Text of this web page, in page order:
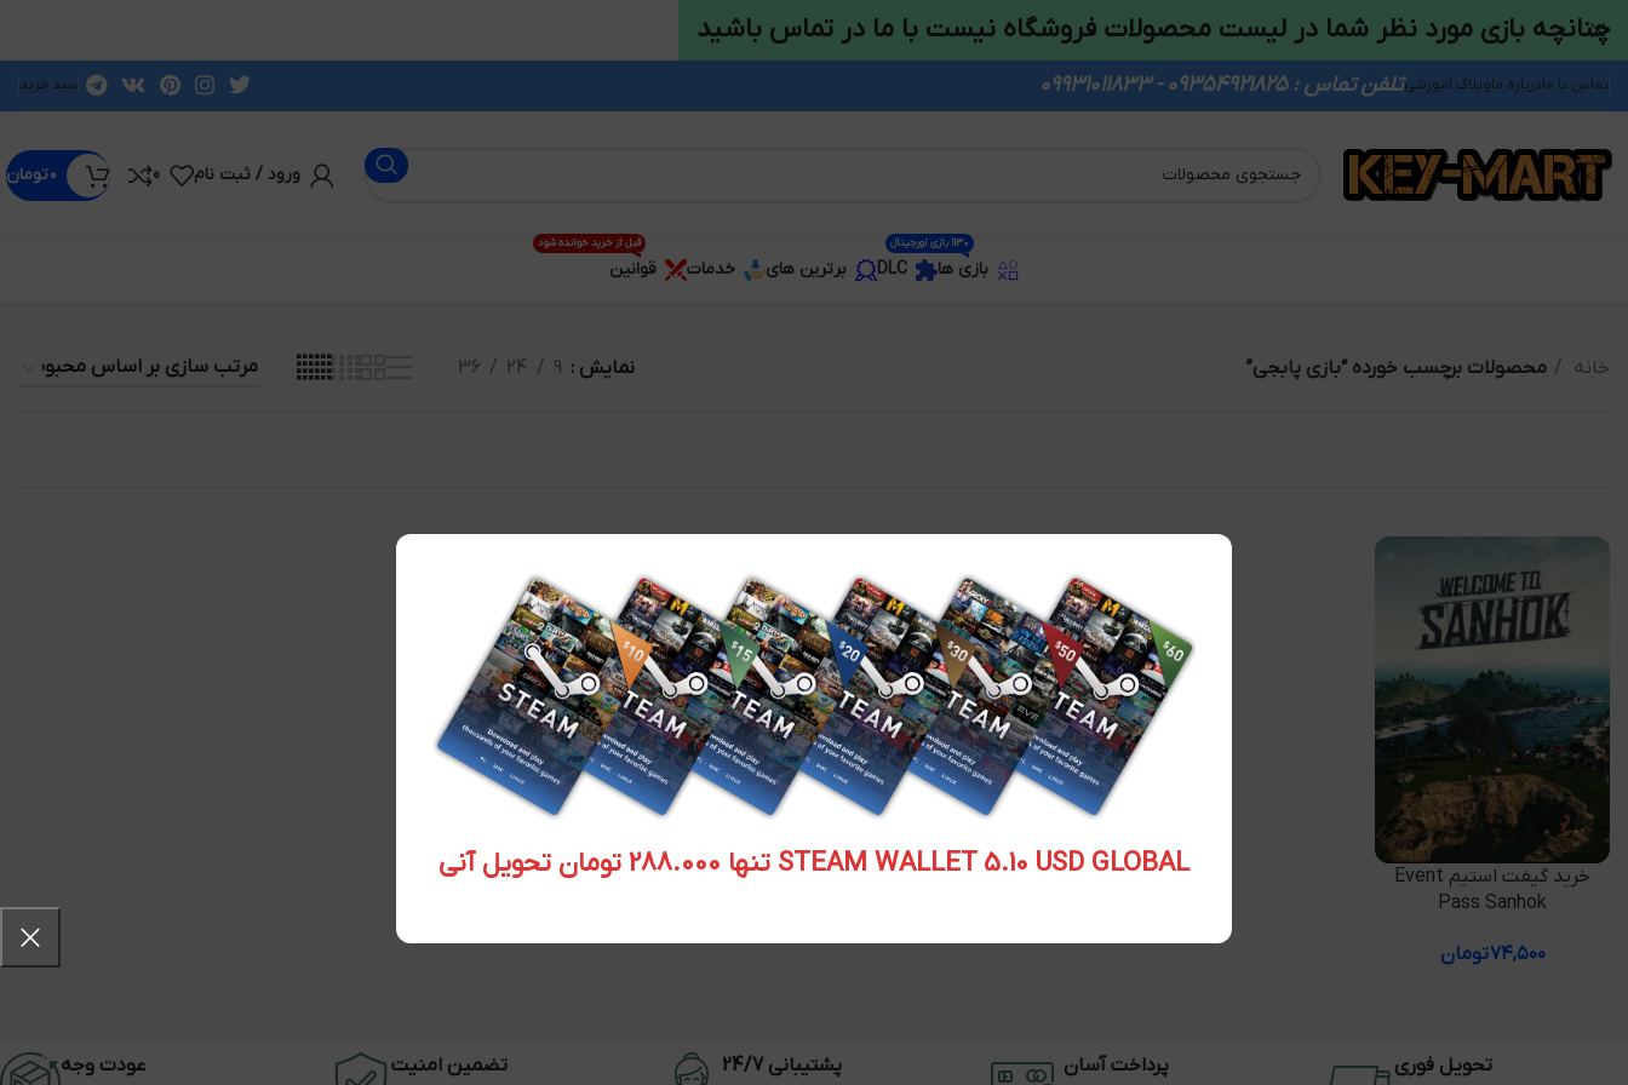
STEAM WALLET 5.10 USD GLOBAL تنها 288.000 تومان تحویل آنی
تماس با مادرباره ماوبلاگ اموزشیتلفن تماس : 09354921825 - 09931011833 سبد خرید
ورود / ثبت نام 0 ۰تومان
بازی ها
1130 بازی اورجینال
DLC برترین های خدمات قوانین
قبل از خرید خوانده شود
خانه محصولات برچسب خورده “بازی پابجی” نمایش 9
24
36
افزودن به سبد خرید
خرید گیفت استیم Event
Pass Sanhok
۷۴,۵۰۰تومان
تحویل فوری پرداخت آسان پشتیبانی 24/7 تضمین امنیت عودت وجه
چنانچه بازی مورد نظر شما در لیست محصولات فروشگاه نیست با ما در تماس باشید